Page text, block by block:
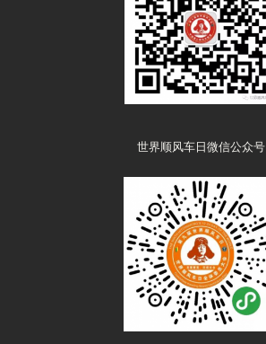
世界顺风车日微信公众号